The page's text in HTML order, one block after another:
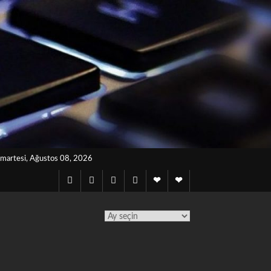
Ağustos 08, 2026
Twitter InstagramFacebookLınkedınNotesTelegram
TÜM